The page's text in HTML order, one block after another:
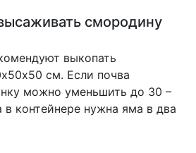
смородину
выкопать
см. Если почва
можно уменьшить до 30 –
контейнере нужна яма в два